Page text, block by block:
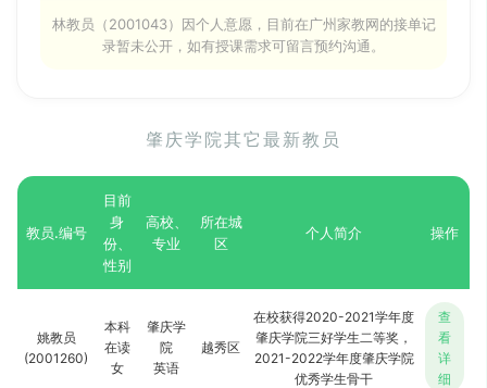
林教员（2001043）因个人意愿，目前在广州家教网的接单记
录暂未公开，如有授课需求可留言预约沟通。
肇庆学院其它最新教员
教员.编号
目前
身
份、
性别
高校、
专业
所在城
区
个人简介 操作
姚教员
(2001260)
本科
在读
女
肇庆学
院
英语
越秀区
在校获得2020-2021学年度
肇庆学院三好学生二等奖，
2021-2022学年度肇庆学院
优秀学生骨干
查
看
详
细